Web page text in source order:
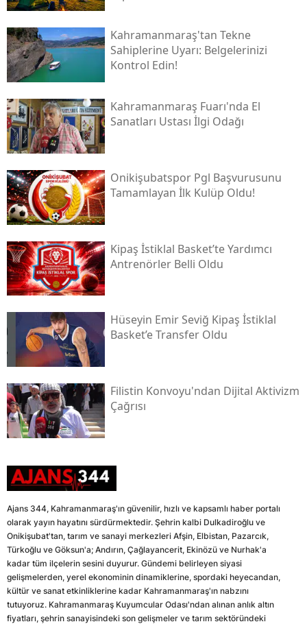
Kahramanmaraş'tan Tekne
Sahiplerine Uyarı: Belgelerinizi
Kontrol Edin!
Kahramanmaraş Fuarı'nda El
Sanatları Ustası İlgi Odağı
Onikişubatspor Pgl Başvurusunu
Tamamlayan İlk Kulüp Oldu!
Kipaş İstiklal Basket’te Yardımcı
Antrenörler Belli Oldu
Hüseyin Emir Seviğ Kipaş İstiklal
Basket’e Transfer Oldu
Filistin Konvoyu'ndan Dijital Aktivizm
Çağrısı
Ajans 344, Kahramanmaraş'ın güvenilir, hızlı ve kapsamlı haber portalı
olarak yayın hayatını sürdürmektedir. Şehrin kalbi Dulkadiroğlu ve
Onikişubat'tan, tarım ve sanayi merkezleri Afşin, Elbistan, Pazarcık,
Türkoğlu ve Göksun'a; Andırın, Çağlayancerit, Ekinözü ve Nurhak'a
kadar tüm ilçelerin sesini duyurur. Gündemi belirleyen siyasi
gelişmelerden, yerel ekonominin dinamiklerine, spordaki heyecandan,
kültür ve sanat etkinliklerine kadar Kahramanmaraş'ın nabzını
tutuyoruz. Kahramanmaraş Kuyumcular Odası'ndan alınan anlık altın
fiyatları, şehrin sanayisindeki son gelişmeler ve tarım sektöründeki